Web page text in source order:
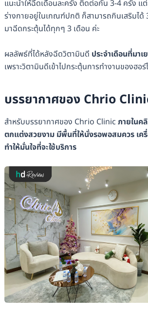
แนะนำให้ฉีดเดือนละครั้ง ติดต่อกัน 3-4 ครั้ง แ
ร่างกายอยู่ในเกณฑ์ปกติ ก็สามารถกินเสริมได้
มาฉีดกระตุ้นได้ทุกๆ 3 เดือน ค่ะ
ผลลัพธ์ที่ได้หลังฉีดวิตามินดี ประจำเดือนที่มาเ
เพราะวิตามินดีเข้าไปกระตุ้นการทำงานของฮอ
บรรยากาศของ Chrio
สำหรับบรรยากาศของ Chrio Clinic ภายในค
ตกแต่งสวยงาม มีพื้นที่ให้นั่งรอพอสมควร เครื่
ทำให้มั่นใจที่จะใช้บริการ